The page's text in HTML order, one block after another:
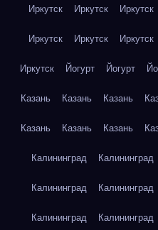
Иркутск Иркутск Иркутск
Иркутск Иркутск Иркутск
Иркутск Йогурт Йогурт
Казань Казань Казань
Казань Казань Казань
Калининград Калининград
Калининград Калининград
Калининград Калининград